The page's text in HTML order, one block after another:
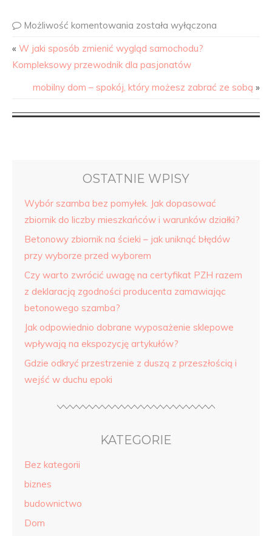
Możliwość komentowania została wyłączona
« W jaki sposób zmienić wygląd samochodu?
Kompleksowy przewodnik dla pasjonatów
mobilny dom – spokój, który możesz zabrać ze sobą »
OSTATNIE WPISY
Wybór szamba bez pomyłek. Jak dopasować
zbiornik do liczby mieszkańców i warunków działki?
Betonowy zbiornik na ścieki – jak uniknąć błędów
przy wyborze przed wyborem
Czy warto zwrócić uwagę na certyfikat PZH razem
z deklaracją zgodności producenta zamawiając
betonowego szamba?
Jak odpowiednio dobrane wyposażenie sklepowe
wpływają na ekspozycję artykułów?
Gdzie odkryć przestrzenie z duszą z przeszłością i
wejść w duchu epoki
KATEGORIE
Bez kategorii
biznes
budownictwo
Dom